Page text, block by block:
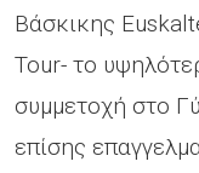
Βάσκικης
Tour- το
συμμετοχή στο
επίσης